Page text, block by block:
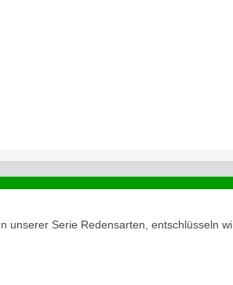
unserer Serie Redensarten, entschlüsseln